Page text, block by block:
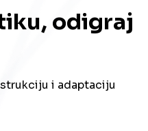
odigraj
i adaptaciju